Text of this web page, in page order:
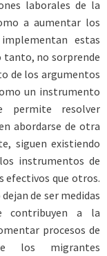
laborales de la
a aumentar los
estas
tanto, no sorprende
de los argumentos
un instrumento
permite resolver
abordarse de otra
siguen existiendo
instrumentos de
efectivos que otros.
de ser medidas
contribuyen a la
procesos de
los migrantes